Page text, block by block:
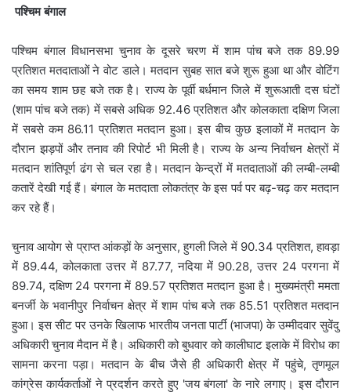
पश्चिम बंगाल
पश्चिम बंगाल विधानसभा चुनाव के दूसरे चरण में शाम पांच बजे तक 89.99
प्रतिशत मतदाताओं ने वोट डाले। मतदान सुबह सात बजे शुरू हुआ था और वोटिंग
का समय शाम छह बजे तक है। राज्य के पूर्वी बर्धमान जिले में शुरूआती दस घंटों
(शाम पांच बजे तक) में सबसे अधिक 92.46 प्रतिशत और कोलकाता दक्षिण जिला
में सबसे कम 86.11 प्रतिशत मतदान हुआ। इस बीच कुछ इलाकों में मतदान के
दौरान झड़पों और तनाव की रिपोर्ट भी मिली है। राज्य के अन्य निर्वाचन क्षेत्रों में
मतदान शांतिपूर्ण ढंग से चल रहा है। मतदान केन्द्रों में मतदाताओं की लम्बी-लम्बी
कतारें देखी गई हैं। बंगाल के मतदाता लोकतंत्र के इस पर्व पर बढ़-चढ़ कर मतदान
कर रहे हैं।
चुनाव आयोग से प्राप्त आंकड़ों के अनुसार, हुगली जिले में 90.34 प्रतिशत, हावड़ा
में 89.44, कोलकाता उत्तर में 87.77, नदिया में 90.28, उत्तर 24 परगना में
89.74, दक्षिण 24 परगना में 89.57 प्रतिशत मतदान हुआ है। मुख्यमंत्री ममता
बनर्जी के भवानीपुर निर्वाचन क्षेत्र में शाम पांच बजे तक 85.51 प्रतिशत मतदान
हुआ। इस सीट पर उनके खिलाफ भारतीय जनता पार्टी (भाजपा) के उम्मीदवार सुवेंदु
अधिकारी चुनाव मैदान में है। अधिकारी को बुधवार को कालीघाट इलाके में विरोध का
सामना करना पड़ा। मतदान के बीच जैसे ही अधिकारी क्षेत्र में पहुंचे, तृणमूल
कांग्रेस कार्यकर्ताओं ने प्रदर्शन करते हुए 'जय बंगला' के नारे लगाए। इस दौरान